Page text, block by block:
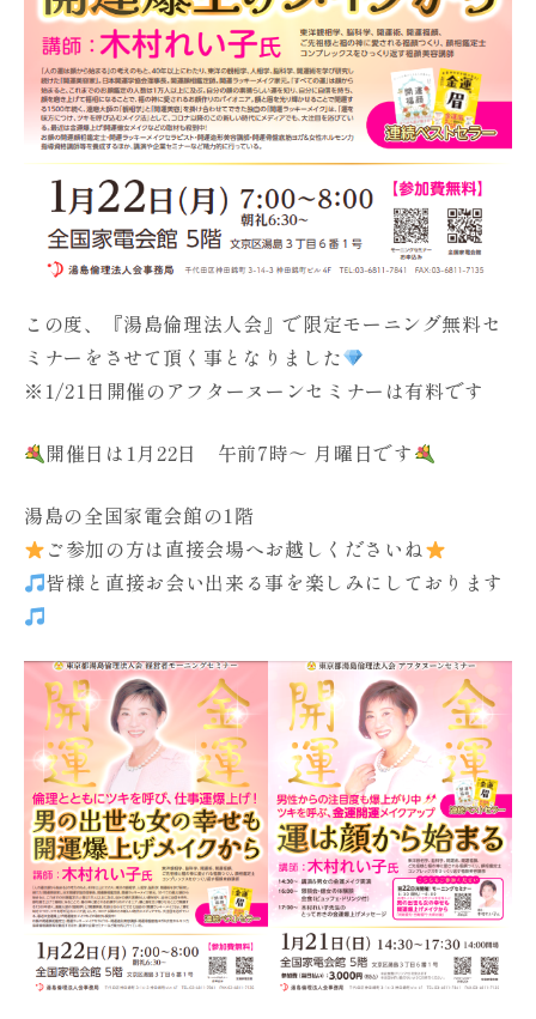
この度、『湯島倫理法人会』で限定モーニング無料セ
ミナーをさせて頂く事となりました
※1/21日開催のアフターヌーンセミナーは有料です
開催日は1月22日 午前7時～ 月曜日です
湯島の全国家電会館の1階
ご参加の方は直接会場へお越しくださいね
皆様と直接お会い出来る事を楽しみにしております